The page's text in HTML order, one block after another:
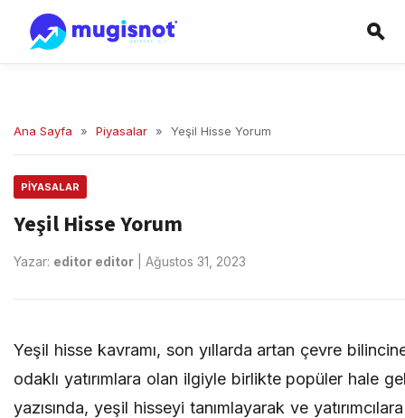
Ana Sayfa » Piyasalar » Yeşil Hisse Yorum
PIYASALAR
Yeşil Hisse Yorum
Yazar: editor editor Ağustos 31, 2023
Yeşil hisse kavramı, son yıllarda artan çevre
odaklı yatırımlara olan ilgiyle birlikte popüler hale
yazısında, yeşil hisseyi tanımlayarak ve